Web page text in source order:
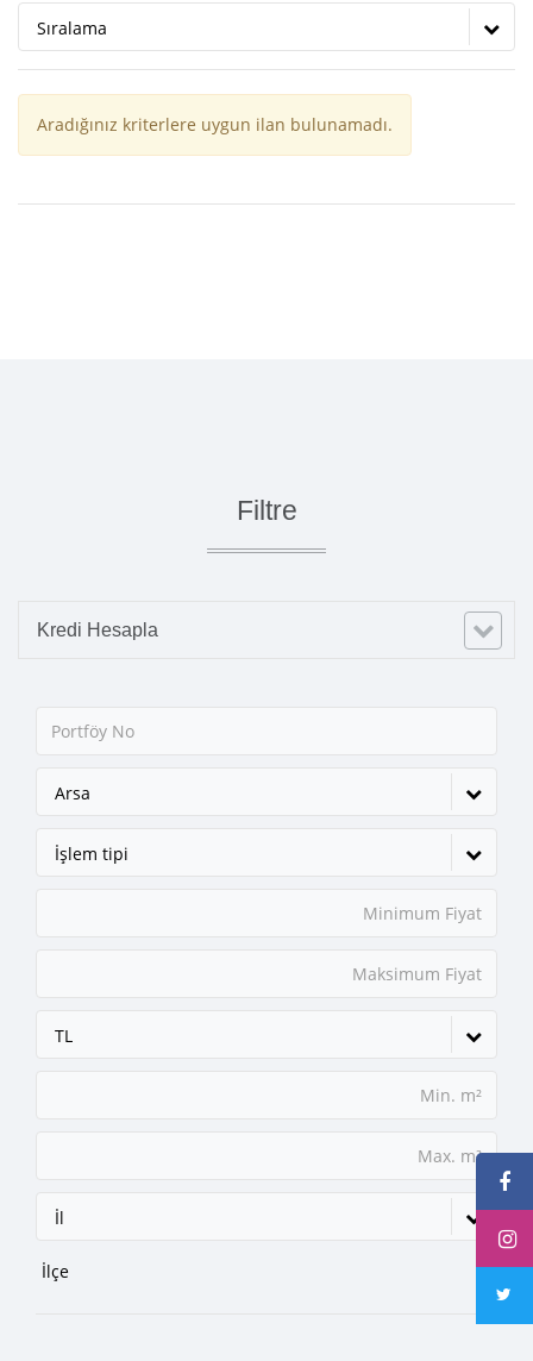
Sıralama
Aradığınız kriterlere uygun ilan bulunamadı.
Filtre
Kredi Hesapla
Arsa
İşlem tipi
TL
İl